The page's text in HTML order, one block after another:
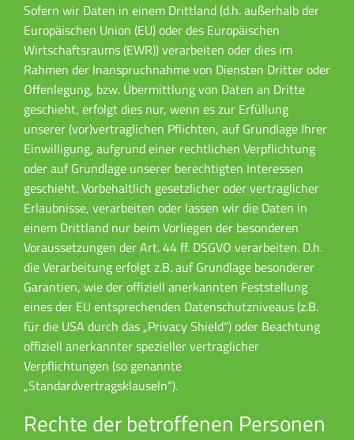
Sofern wir Daten in einem Drittland (d.h. außerhalb der
Europäischen Union (EU) oder des Europäischen
Wirtschaftsraums (EWR)) verarbeiten oder dies im
Rahmen der Inanspruchnahme von Diensten Dritter oder
Offenlegung, bzw. Übermittlung von Daten an Dritte
geschieht, erfolgt dies nur, wenn es zur Erfüllung
unserer (vor)vertraglichen Pflichten, auf Grundlage Ihrer
Einwilligung, aufgrund einer rechtlichen Verpflichtung
oder auf Grundlage unserer berechtigten Interessen
geschieht. Vorbehaltlich gesetzlicher oder vertraglicher
Erlaubnisse, verarbeiten oder lassen wir die Daten in
einem Drittland nur beim Vorliegen der besonderen
Voraussetzungen der Art. 44 ff. DSGVO verarbeiten. D.h.
die Verarbeitung erfolgt z.B. auf Grundlage besonderer
Garantien, wie der offiziell anerkannten Feststellung
eines der EU entsprechenden Datenschutzniveaus (z.B.
für die USA durch das „Privacy Shield“) oder Beachtung
offiziell anerkannter spezieller vertraglicher
Verpflichtungen (so genannte
„Standardvertragsklauseln“).
Rechte der betroffenen Personen